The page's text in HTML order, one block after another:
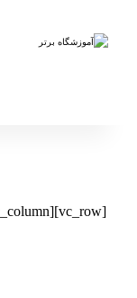
[vc_row][vc_column][vc_column_text]